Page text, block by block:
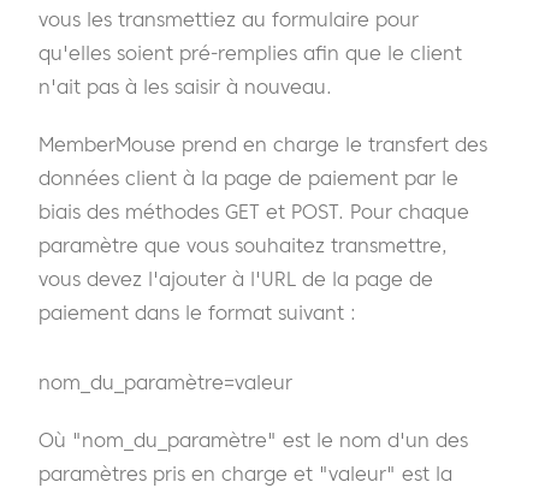
vous les transmettiez au formulaire pour
qu'elles soient pré-remplies afin que le client
n'ait pas à les saisir à nouveau.
MemberMouse prend en charge le transfert des
données client à la page de paiement par le
biais des méthodes GET et POST. Pour chaque
paramètre que vous souhaitez transmettre,
vous devez l'ajouter à l'URL de la page de
paiement dans le format suivant :
nom_du_paramètre=valeur
Où "nom_du_paramètre" est le nom d'un des
paramètres pris en charge et "valeur" est la